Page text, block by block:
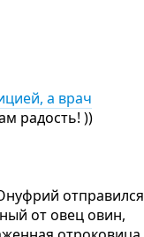
а врач
радость! ))
отправился
от овец овин,